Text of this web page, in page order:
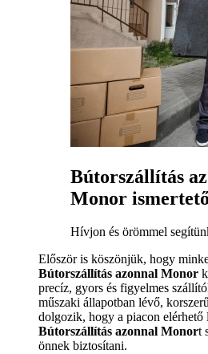
Bútorszállítás
Monor
Hívjon és örömmel
Először is köszönjük, hogy
Bútorszállítás azonnal Monor
precíz, gyors és figyelmes
műszaki állapotban lévő,
dolgozik, hogy a piacon elérhető
Bútorszállítás azonnal Monort
önnek biztosítani.